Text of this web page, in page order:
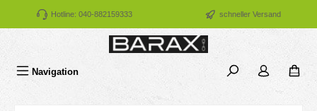
Zum Hauptinhalt springen
Hotline: 040-882159333 schneller Versand
Navigation